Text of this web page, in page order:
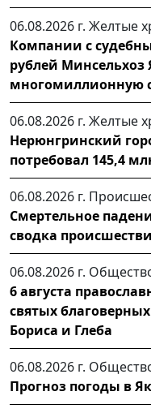
06.08.2026 г. Желтые
Компании с
рублей Минсельхоз
многомиллионную
06.08.2026 г. Желтые
Нерюнгринский
потребовал 145,4
06.08.2026 г.
Смертельное
сводка
06.08.2026 г.
6 августа
святых
Бориса и Глеба
06.08.2026 г.
Прогноз погоды в